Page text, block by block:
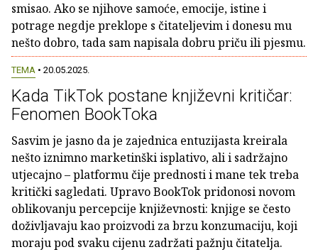
smisao. Ako se njihove samoće, emocije, istine i
potrage negdje preklope s čitateljevim i donesu mu
nešto dobro, tada sam napisala dobru priču ili pjesmu.
TEMA • 20.05.2025.
Kada TikTok postane književni kritičar:
Fenomen BookToka
Sasvim je jasno da je zajednica entuzijasta kreirala
nešto iznimno marketinški isplativo, ali i sadržajno
utjecajno – platformu čije prednosti i mane tek treba
kritički sagledati. Upravo BookTok pridonosi novom
oblikovanju percepcije književnosti: knjige se često
doživljavaju kao proizvodi za brzu konzumaciju, koji
moraju pod svaku cijenu zadržati pažnju čitatelja.